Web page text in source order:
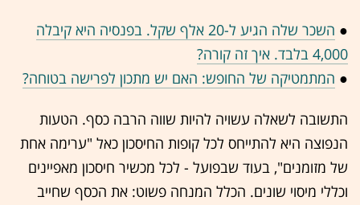
●
השכר שלה הגיע ל-20 אלף שקל. בפנסיה היא קיבלה
4,000 בלבד. איך זה קורה?
● המתמטיקה של החופש: האם יש מתכון לפרישה בטוחה?
התשובה לשאלה עשויה להיות שווה הרבה כסף. הטעות
הנפוצה היא להתייחס לכל קופות החיסכון כאל "ערימה אחת
של מזומנים", בעוד שבפועל - לכל מכשיר חיסכון מאפיינים
וכללי מיסוי שונים. הכלל המנחה פשוט: את הכסף שחייב